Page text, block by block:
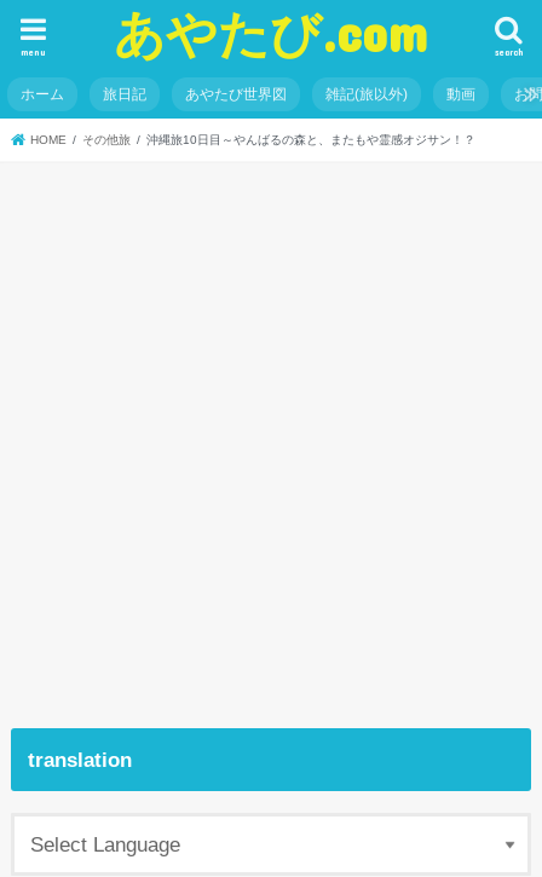
あやたび.com search
menu
ホーム 旅日記 あやたび世界図 雑記(旅以外) 動画 お
HOME その他旅 沖縄旅10日目～やんばるの森と、またもや霊感オジサン！？
translation